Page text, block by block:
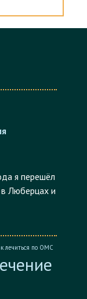
я перешёл
Люберцах и
лечиться по ОМС